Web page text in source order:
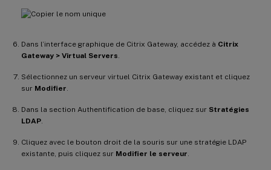
Dans l’interface graphique de Citrix Gateway, accédez à Citrix
Gateway > Virtual Servers
Sélectionnez un serveur virtuel Citrix Gateway existant et cliquez
sur Modifier
Dans la section Authentification de base, cliquez sur Stratégies
LDAP
Cliquez avec le bouton droit de la souris sur une stratégie LDAP
existante, puis cliquez sur Modifier le serveur